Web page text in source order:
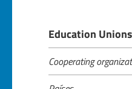
Education
Cooperating